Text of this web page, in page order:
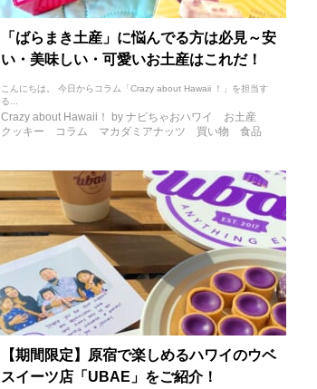
「ばらまき土産」に悩んでる方は必見～安
い・美味しい・可愛いお土産はこれだ！
こんにちは。 今日からコラム「Crazy about Hawaii ！」を担当す
る...
Crazy about Hawaii！ by ナビちゃおハワイ
お土産
クッキー
コラム マカダミアナッツ 買い物 食品
【期間限定】原宿で楽しめるハワイのウベ
スイーツ店「UBAE」をご紹介！